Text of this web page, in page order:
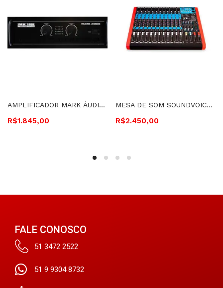
AMPLIFICADOR MARK ÁUDIO 400 WATTS RMS 4 OHMS – MK 2400
R$1.845,00
MESA DE SOM SOUNDVOICE 12 CANAIS 4 AUX EF E EQ – MS12.4
R$2.450,00
FALE CONOSCO
51 3472 2522
51 9 9304 8732